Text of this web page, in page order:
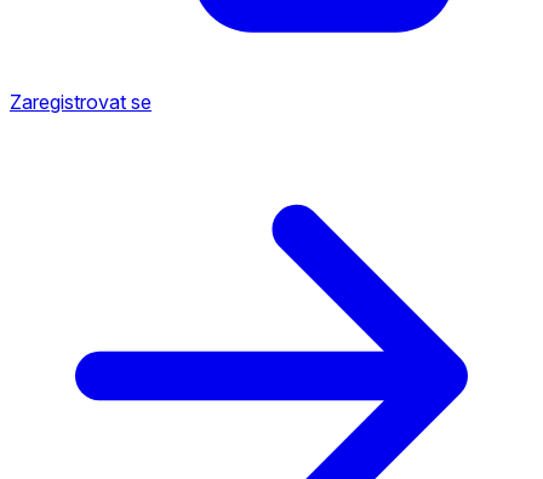
Zaregistrovat se